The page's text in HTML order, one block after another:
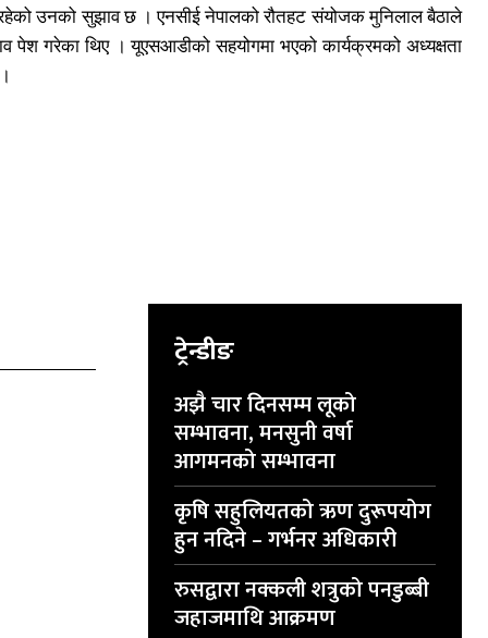
उनको सुझाव छ । एनसीई नेपालको रौतहट संयोजक मुनिलाल बैठाले
पेश गरेका थिए । यूएसआडीको सहयोगमा भएको कार्यक्रमको अध्यक्षता
ट्रेन्डीङ
अझै चार दिनसम्म लूको
सम्भावना, मनसुनी वर्षा
आगमनको सम्भावना
कृषि सहुलियतको ऋण दुरूपयोग
हुन नदिने – गर्भनर अधिकारी
रुसद्वारा नक्कली शत्रुको पनडुब्बी
जहाजमाथि आक्रमण